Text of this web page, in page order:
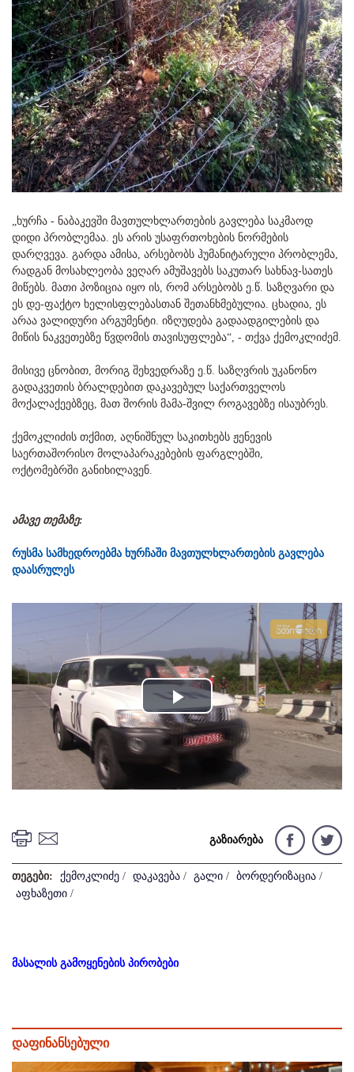
„ხურჩა - ნაბაკევში მავთულხლართების გავლება საკმაოდ
დიდი პრობლემაა. ეს არის უსაფრთოხების ნორმების
დარღვევა. გარდა ამისა, არსებობს ჰუმანიტარული პრობლემა,
რადგან მოსახლეობა ვეღარ ამუშავებს საკუთარ სახნავ-სათეს
მიწებს. მათი პოზიცია იყო ის, რომ არსებობს ე.წ. საზღვარი და
ეს დე-ფაქტო ხელისფლებასთან შეთანხმებულია. ცხადია, ეს
არაა ვალიდური არგუმენტი. იზღუდება გადაადგილების და
მიწის ნაკვეთებზე წვდომის თავისუფლება“, - თქვა ქემოკლიძემ.
მისივე ცნობით, მორიგ შეხვედრაზე ე.წ. საზღვრის უკანონო
გადაკვეთის ბრალდებით დაკავებულ საქართველოს
მოქალაქეებზეც, მათ შორის მამა-შვილ როგავებზე ისაუბრეს.
ქემოკლიძის თქმით, აღნიშნულ საკითხებს ჟენევის
საერთაშორისო მოლაპარაკებების ფარგლებში,
ოქტომებრში განიხილავენ.
ამავე თემაზე:
რუსმა სამხედროებმა ხურჩაში მავთულხლართების გავლება
დაასრულეს
Play
Video
გაზიარება
თეგები: ქემოკლიძე / დაკავება / გალი / ბორდერიზაცია /
აფხაზეთი /
მასალის გამოყენების პირობები
დაფინანსებული